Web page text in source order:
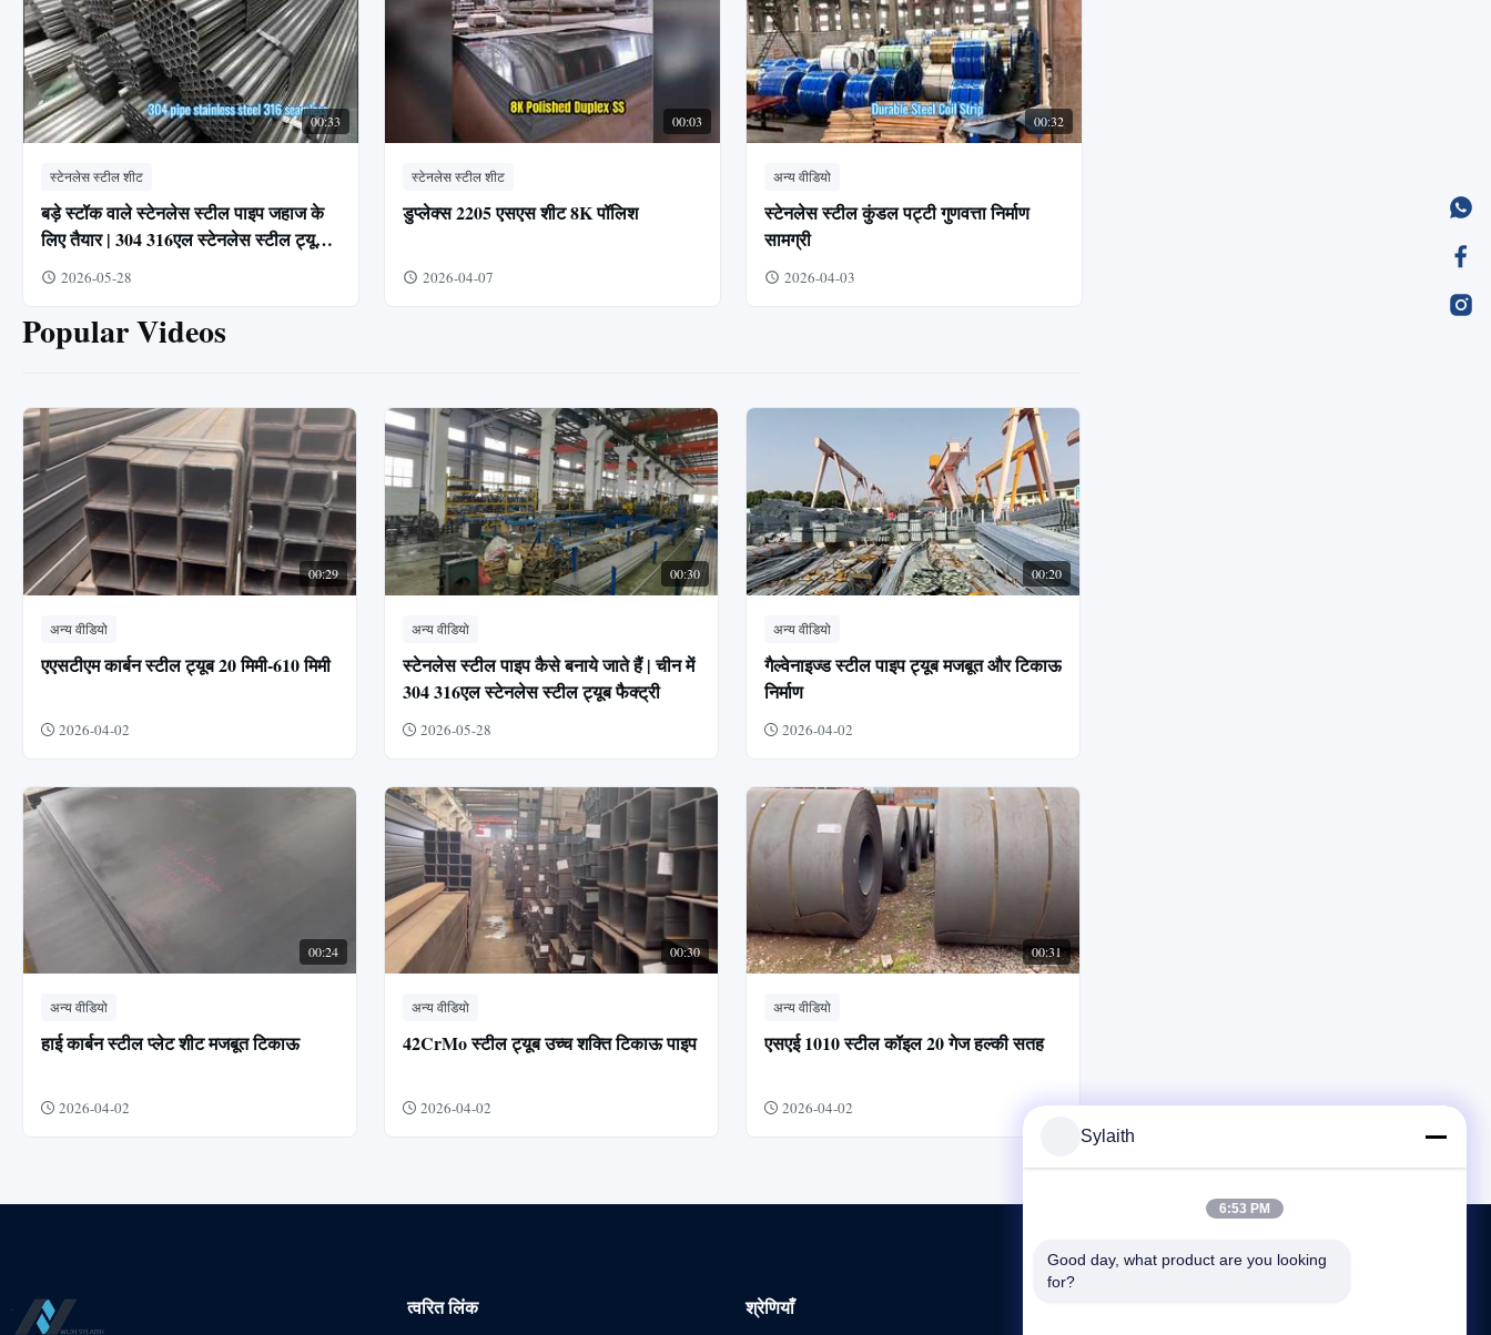
00:33
स्टेनलेस स्टील शीट
बड़े स्टॉक वाले स्टेनलेस स्टील पाइप जहाज के
लिए तैयार | 304 316एल स्टेनलेस स्टील ट्यूब
आपूर्तिकर्ता चीन
2026-05-28
00:03
स्टेनलेस स्टील शीट
डुप्लेक्स 2205 एसएस शीट 8K पॉलिश
2026-04-07
00:32
अन्य वीडियो
स्टेनलेस स्टील कुंडल पट्टी गुणवत्ता निर्माण
सामग्री
2026-04-03
Popular Videos
00:29
अन्य वीडियो
एएसटीएम कार्बन स्टील ट्यूब 20 मिमी-610 मिमी
2026-04-02
00:30
अन्य वीडियो
स्टेनलेस स्टील पाइप कैसे बनाये जाते हैं | चीन में
304 316एल स्टेनलेस स्टील ट्यूब फैक्ट्री
2026-05-28
00:20
अन्य वीडियो
गैल्वेनाइज्ड स्टील पाइप ट्यूब मजबूत और टिकाऊ
निर्माण
2026-04-02
00:24
अन्य वीडियो
हाई कार्बन स्टील प्लेट शीट मजबूत टिकाऊ
2026-04-02
00:30
अन्य वीडियो
42CrMo स्टील ट्यूब उच्च शक्ति टिकाऊ पाइप
2026-04-02
00:31
अन्य वीडियो
एसएई 1010 स्टील कॉइल 20 गेज हल्की सतह
2026-04-02
त्वरित लिंक श्रेणियाँ
Sylaith
6:53 PM
Good day, what product are you looking
for?